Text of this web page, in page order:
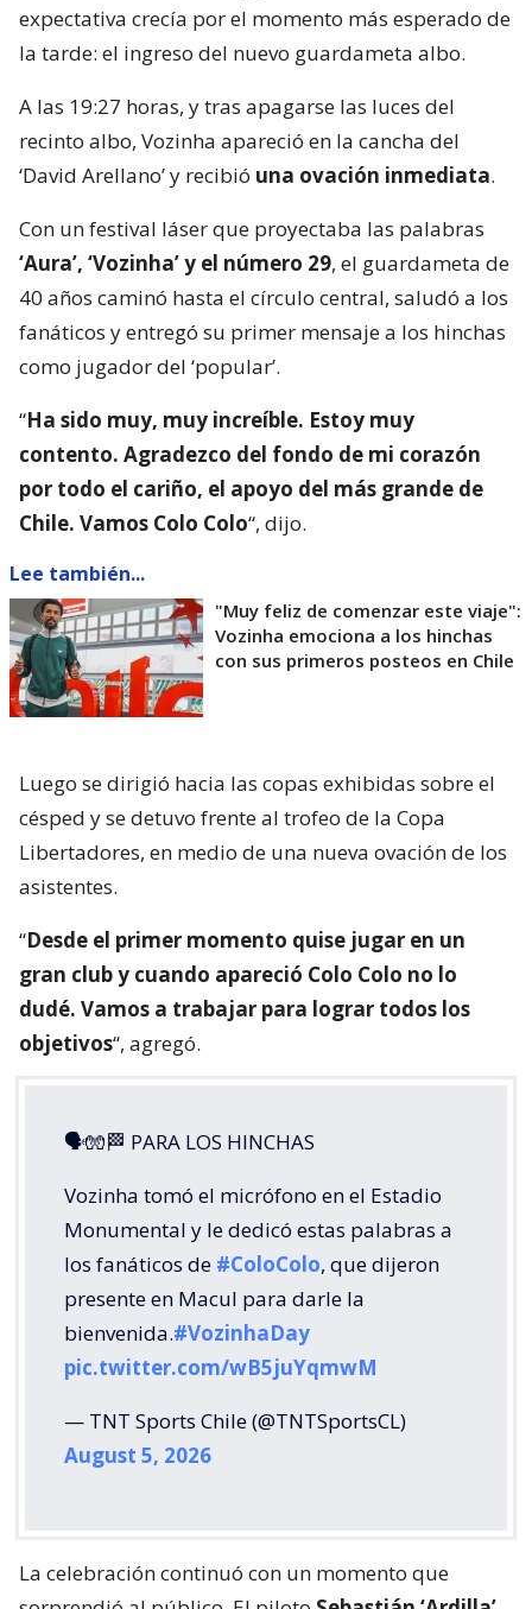
expectativa crecía por el momento más esperado de
la tarde: el ingreso del nuevo guardameta albo.
A las 19:27 horas, y tras apagarse las luces del
recinto albo, Vozinha apareció en la cancha del
‘David Arellano’ y recibió una ovación inmediata.
Con un festival láser que proyectaba las palabras
‘Aura’, ‘Vozinha’ y el número 29, el guardameta de
40 años caminó hasta el círculo central, saludó a los
fanáticos y entregó su primer mensaje a los hinchas
como jugador del ‘popular’.
“Ha sido muy, muy increíble. Estoy muy
contento. Agradezco del fondo de mi corazón
por todo el cariño, el apoyo del más grande de
Chile. Vamos Colo Colo“, dijo.
Lee también...
"Muy feliz de comenzar este viaje":
Vozinha emociona a los hinchas
con sus primeros posteos en Chile
Luego se dirigió hacia las copas exhibidas sobre el
césped y se detuvo frente al trofeo de la Copa
Libertadores, en medio de una nueva ovación de los
asistentes.
“Desde el primer momento quise jugar en un
gran club y cuando apareció Colo Colo no lo
dudé. Vamos a trabajar para lograr todos los
objetivos“, agregó.
🗣🧤🏁 PARA LOS HINCHAS
Vozinha tomó el micrófono en el Estadio
Monumental y le dedicó estas palabras a
los fanáticos de #ColoColo, que dijeron
presente en Macul para darle la
bienvenida.#VozinhaDay
pic.twitter.com/wB5juYqmwM
— TNT Sports Chile (@TNTSportsCL)
August 5, 2026
La celebración continuó con un momento que